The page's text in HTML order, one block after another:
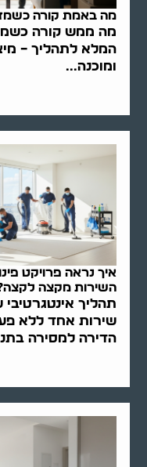
מה באמת קורה
מה ממש קורה
המלא לתהליך –
ומוכנה...
איך נראה פרויקט
השירות מקצה
תהליך אינטגרטיבי
שירות אחד ללא
הדירה למסירה